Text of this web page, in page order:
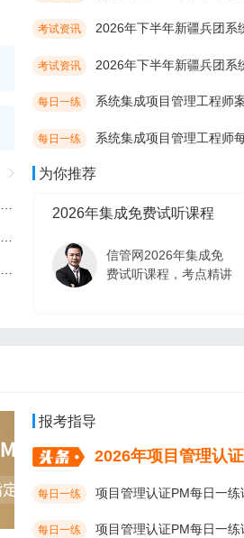
考试资讯
考试资讯 2026年下半年新疆兵团系
每日一练 系统集成项目管理工程师
每日一练 系统集成项目管理工程师
为你推荐
2026年集成免费试听课程
信管网2026年集成免
费试听课程，考点精讲
报考指导
每日一练 项目管理认证PM每日一练
每日一练 项目管理认证PM每日一练